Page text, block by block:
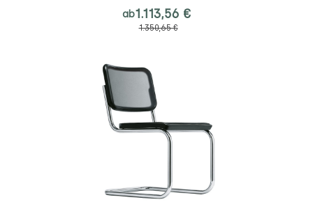
ab1.113,56 €
1.350,65 €